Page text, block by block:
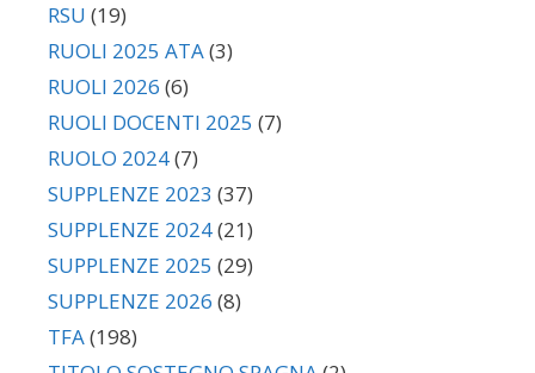
RSU (19)
RUOLI 2025 ATA(3)
RUOLI 2026 (6)
RUOLI DOCENTI 2025 (7)
RUOLO 2024(7)
SUPPLENZE 2023 (37)
SUPPLENZE 2024(21)
SUPPLENZE 2025 (29)
SUPPLENZE 2026 (8)
TFA(198)